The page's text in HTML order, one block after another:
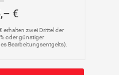
€
erhalten zwei Drittel der
oder günstiger
Bearbeitungsentgelts).